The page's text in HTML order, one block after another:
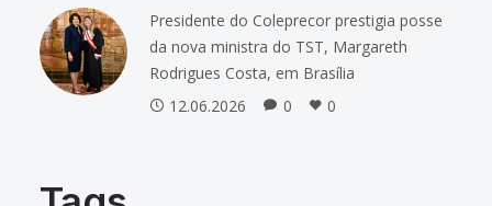
Presidente do Coleprecor prestigia posse
da nova ministra do TST, Margareth
Rodrigues Costa, em Brasília
12.06.2026
0 0